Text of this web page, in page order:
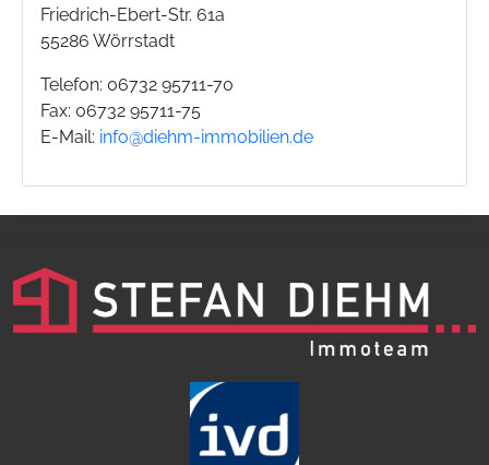
Friedrich-Ebert-Str. 61a
55286 Wörrstadt
Telefon: 06732 95711-70
Fax: 06732 95711-75
E-Mail: info@diehm-immobilien.de